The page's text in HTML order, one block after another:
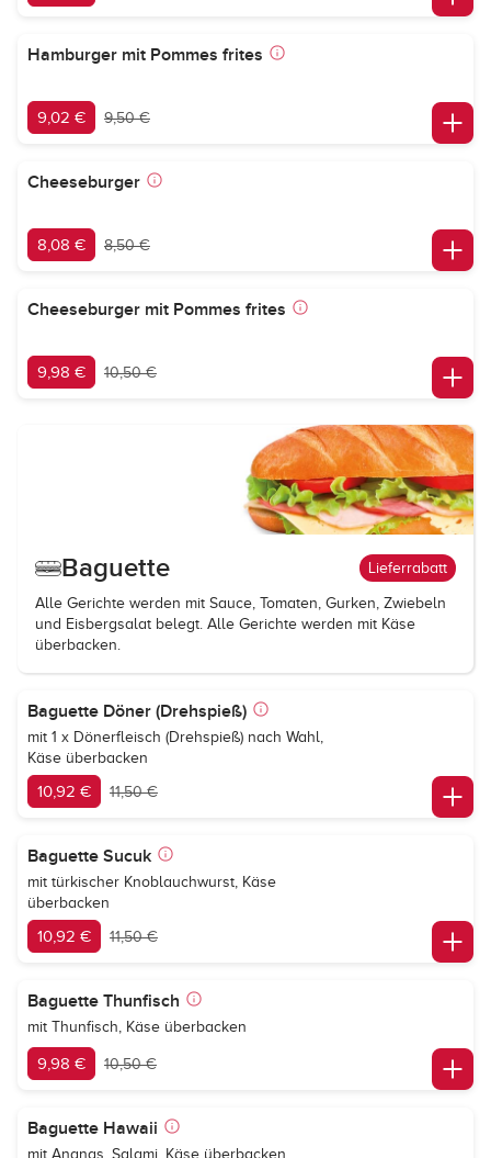
Hamburger mit Pommes frites
9,02 € 9,50 €
Cheeseburger
8,08 € 8,50 €
Cheeseburger mit Pommes frites
9,98 € 10,50 €
Baguette Lieferrabatt
Alle Gerichte werden mit Sauce, Tomaten, Gurken, Zwiebeln
und Eisbergsalat belegt. Alle Gerichte werden mit Käse
überbacken.
Baguette Döner (Drehspieß)
mit 1 x Dönerfleisch (Drehspieß) nach Wahl,
Käse überbacken
10,92 € 11,50 €
Baguette Sucuk
mit türkischer Knoblauchwurst, Käse
überbacken
10,92 € 11,50 €
Baguette Thunfisch
mit Thunfisch, Käse überbacken
9,98 € 10,50 €
Baguette Hawaii
mit Ananas, Salami, Käse überbacken